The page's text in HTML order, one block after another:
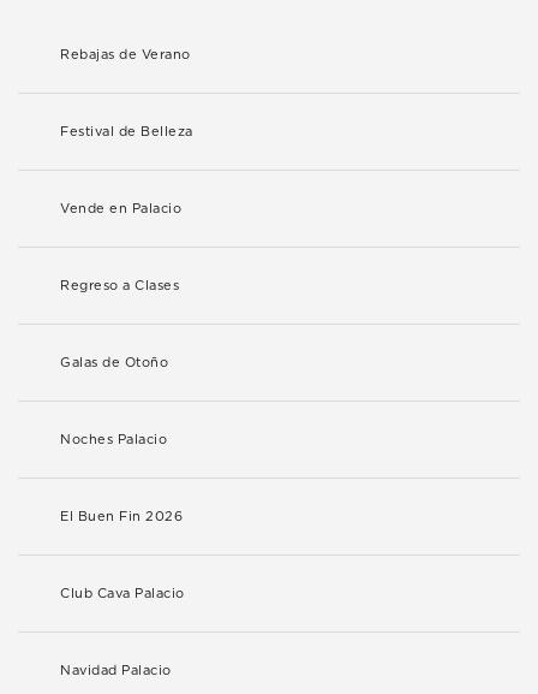
Rebajas de Verano
Festival de Belleza
Vende en Palacio
Regreso a Clases
Galas de Otoño
Noches Palacio
El Buen Fin 2026
Club Cava Palacio
Navidad Palacio